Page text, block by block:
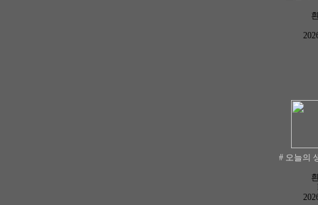
# 오늘의